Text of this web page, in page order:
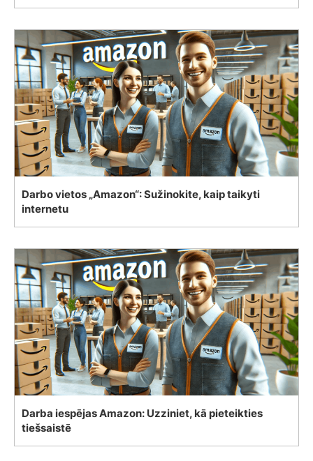
Darbo vietos „Amazon“: Sužinokite, kaip taikyti
internetu
Darba iespējas Amazon: Uzziniet, kā pieteikties
tiešsaistē